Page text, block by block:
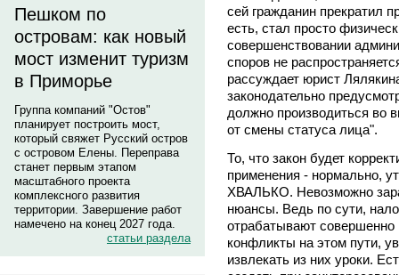
Пешком по
островам: как новый
мост изменит туризм
в Приморье
Группа компаний "Остов"
планирует построить мост,
который свяжет Русский остров
с островом Елены. Переправа
станет первым этапом
масштабного проекта
комплексного развития
территории. Завершение работ
намечено на конец 2027 года.
статьи раздела
сей гражданин прекратил
есть, стал просто
совершенствовании
споров не
рассуждает юрист
законодательно
должно производиться во
от смены статуса лица".
То, что закон будет
применения - нормально,
ХВАЛЬКО. Невозможно
нюансы. Ведь по сути,
отрабатывают
конфликты на этом пути,
извлекать из них уроки.